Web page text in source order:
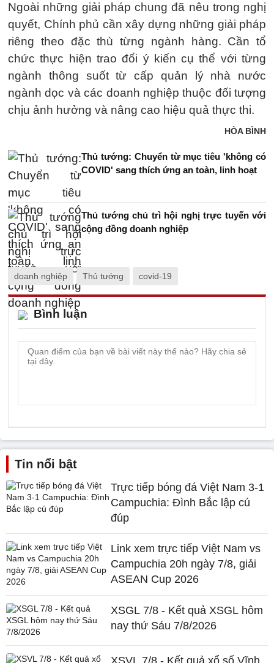
Ngoài những giải pháp chung đã nêu trong nghị
quyết, Chính phủ cần xây dựng những giải pháp
riêng theo đặc thù từng ngành hàng. Cần tổ
chức thực hiện trao đổi ý kiến cụ thể với từng
ngành thông suốt từ cấp quản lý nhà nước
ngành dọc và các doanh nghiệp thuộc đối tượng
chịu ảnh hưởng và nâng cao hiệu quả thực thi.
HÒA BÌNH
Thủ tướng: Chuyển từ mục tiêu 'không có
COVID' sang thích ứng an toàn, linh hoạt
Thủ tướng chủ trì hội nghị trực tuyến với
cộng đồng doanh nghiệp
doanh nghiệp Thủ tướng covid-19
Bình luận
Tin nổi bật
Trực tiếp bóng đá Việt Nam 3-1
Campuchia: Đình Bắc lập cú
đúp
Link xem trực tiếp Việt Nam vs
Campuchia 20h ngày 7/8, giải
ASEAN Cup 2026
XSGL 7/8 - Kết quả XSGL hôm
nay thứ Sáu 7/8/2026
XSVL 7/8 - Kết quả xổ số Vĩnh